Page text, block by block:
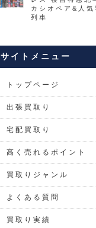
カシオペア&人気
列車
サイトメニュー
トップページ
出張買取り
宅配買取り
高く売れるポイント
買取りジャンル
よくある質問
買取り実績